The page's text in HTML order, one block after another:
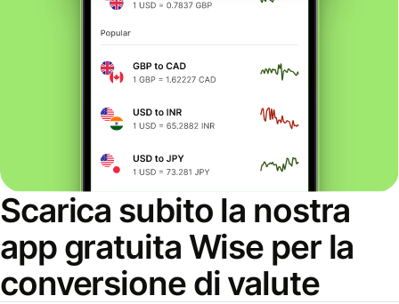
Scarica subito la nostra
app gratuita Wise per la
conversione di valute